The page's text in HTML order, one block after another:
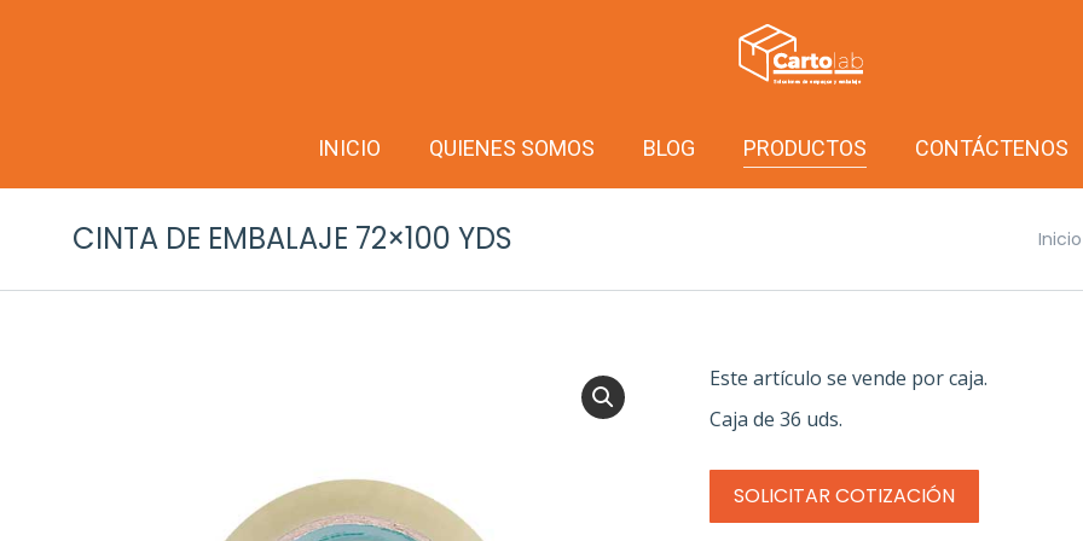
INICIO QUIENES SOMOS BLOG PRODUCTOS CONTÁCTENOS
CINTA DE EMBALAJE 72×100 YDS Inicio
Este artículo se vende por caja.
Caja de 36 uds.
SOLICITAR COTIZACIÓN